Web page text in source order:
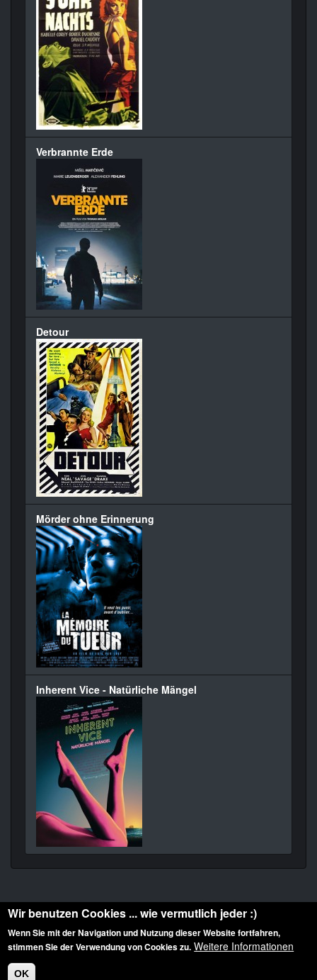
Verbrannte Erde
Detour
Mörder ohne Erinnerung
Inherent Vice - Natürliche Mängel
Diese Website ist urheberrechtlich geschützt: © 2010-2026 der Film Noir de. Alle
Rechte vorbehalten.
Wir benutzen Cookies ... wie vermutlich jeder :)
Wenn Sie mit der Navigation und Nutzung dieser Website fortfahren,
stimmen Sie der Verwendung von Cookies zu. Weitere Informationen
OK